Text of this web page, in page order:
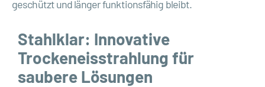
geschützt und länger funktionsfähig bleibt.
Stahlklar: Innovative
Trockeneisstrahlung für
saubere Lösungen